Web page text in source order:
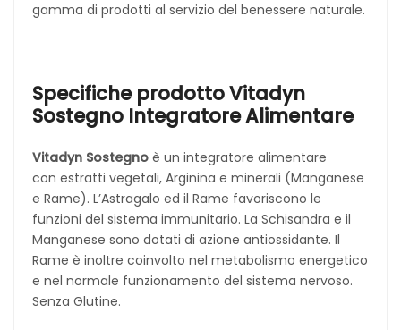
gamma di prodotti al servizio del benessere naturale.
Specifiche prodotto Vitadyn
Sostegno Integratore Alimentare
Vitadyn Sostegno è un integratore alimentare
con estratti vegetali, Arginina e minerali (Manganese
e Rame). L’Astragalo ed il Rame favoriscono le
funzioni del sistema immunitario. La Schisandra e il
Manganese sono dotati di azione antiossidante. Il
Rame è inoltre coinvolto nel metabolismo energetico
e nel normale funzionamento del sistema nervoso.
Senza Glutine.